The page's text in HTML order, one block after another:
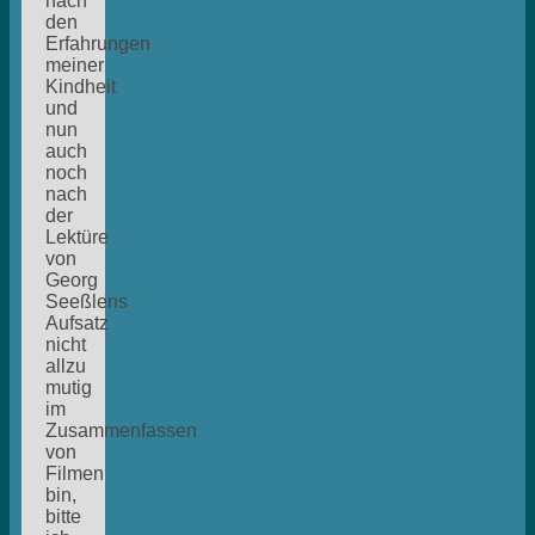
den
Erfahrungen
meiner
Kindheit
und
nun
auch
noch
nach
der
Lektüre
von
Georg
Seeßlens
Aufsatz
nicht
allzu
mutig
im
Zusammenfassen
von
Filmen
bin,
bitte